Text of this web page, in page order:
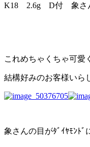
K18 2.6g D付 象さ
これめちゃくちゃ可
結構好みのお客様いら
象さんの目がﾀﾞｲﾔﾓﾝﾄ